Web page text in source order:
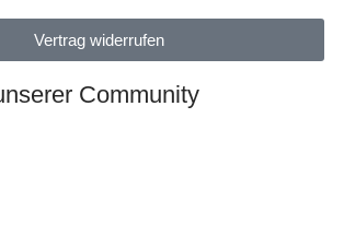
Vertrag widerrufen
Community